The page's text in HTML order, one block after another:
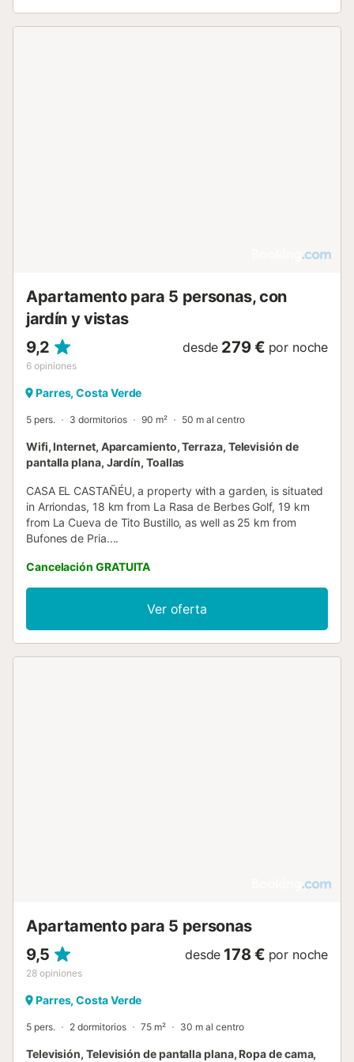
Apartamento para 5 personas, con
jardín y vistas
9,2
6 opiniones
desde 279 € por noche
Parres, Costa Verde
5 pers. 3 dormitorios 90 m² 50 m al centro
Wifi, Internet, Aparcamiento, Terraza, Televisión de
pantalla plana, Jardín, Toallas
CASA EL CASTAÑÉU, a property with a garden, is situated
in Arriondas, 18 km from La Rasa de Berbes Golf, 19 km
from La Cueva de Tito Bustillo, as well as 25 km from
Bufones de Pria....
Cancelación GRATUITA
Ver oferta
Apartamento para 5 personas
9,5
28 opiniones
desde 178 € por noche
Parres, Costa Verde
5 pers. 2 dormitorios 75 m² 30 m al centro
Televisión, Televisión de pantalla plana, Ropa de cama,